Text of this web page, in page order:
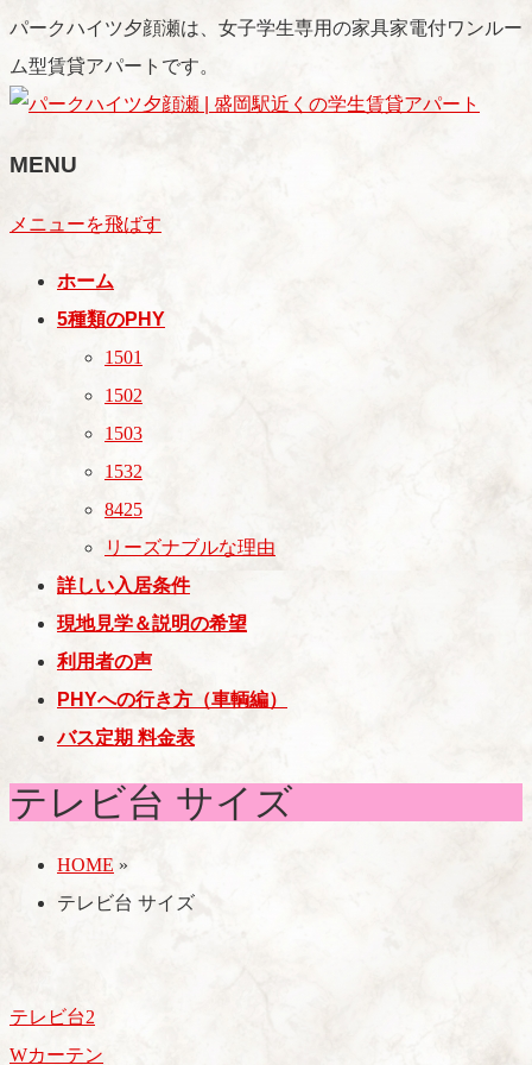
パークハイツ夕顔瀬は、女子学生専用の家具家電付ワンルー
ム型賃貸アパートです。
MENU
メニューを飛ばす
ホーム
5種類のPHY
1501
1502
1503
1532
8425
リーズナブルな理由
詳しい入居条件
現地見学＆説明の希望
利用者の声
PHYへの行き方（車輌編）
バス定期 料金表
テレビ台 サイズ
HOME »
テレビ台 サイズ
テレビ台2
Wカーテン